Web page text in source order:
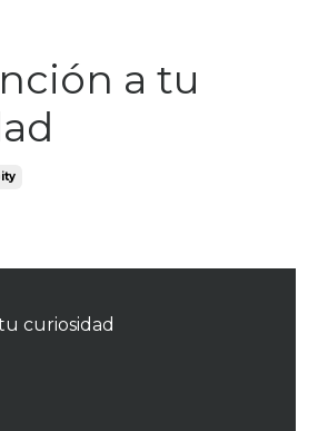
a tu
curiosidad